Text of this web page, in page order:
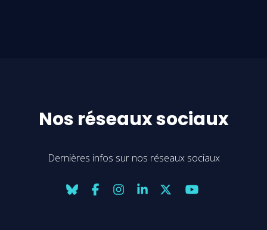
Nos réseaux sociaux
Dernières infos sur nos réseaux sociaux